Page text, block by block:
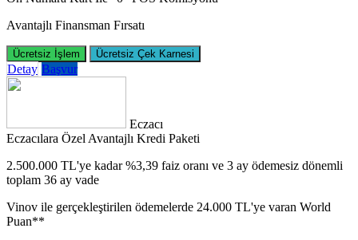
Avantajlı Finansman Fırsatı
Ücretsiz İşlem Ücretsiz Çek Karnesi
Detay Başvur
Eczacı
Eczacılara Özel Avantajlı Kredi Paketi
2.500.000 TL'ye kadar %3,39 faiz oranı ve 3 ay ödemesiz dönemli
toplam 36 ay vade
Vinov ile gerçekleştirilen ödemelerde 24.000 TL'ye varan World
Puan**